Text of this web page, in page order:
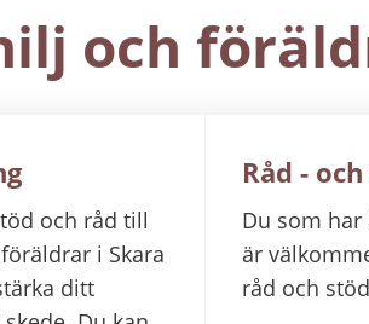
och
och råd till
i Skara
ditt
Råd -
Du som
är
råd och